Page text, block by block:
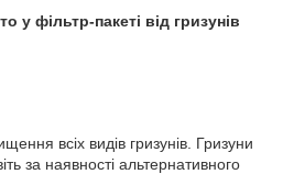
у фільтр-пакеті від гризунів
всіх видів гризунів. Гризуни
за наявності альтернативного